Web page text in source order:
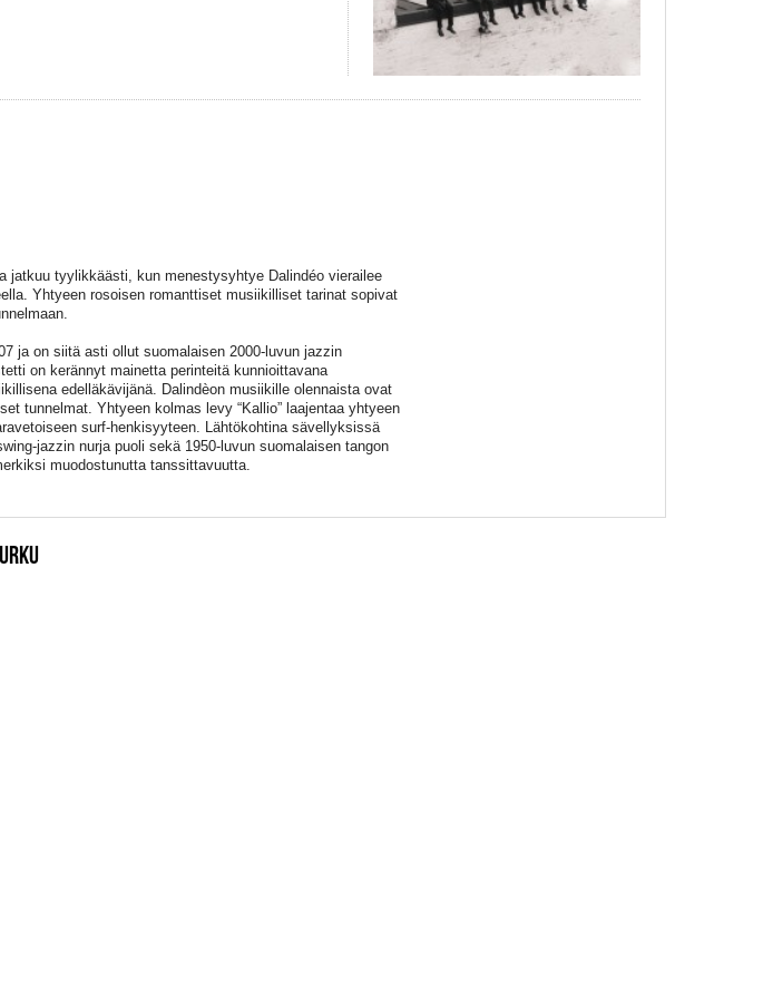
jatkuu tyylikkäästi, kun menestysyhtye Dalindéo vierailee
Yhtyeen rosoisen romanttiset musiikilliset tarinat sopivat
ja on siitä asti ollut suomalaisen 2000-luvun jazzin
on kerännyt mainetta perinteitä kunnioittavana
edelläkävijänä. Dalindèon musiikille olennaista ovat
tunnelmat. Yhtyeen kolmas levy “Kallio” laajentaa yhtyeen
surf-henkisyyteen. Lähtökohtina sävellyksissä
jazzin nurja puoli sekä 1950-luvun suomalaisen tangon
muodostunutta tanssittavuutta.